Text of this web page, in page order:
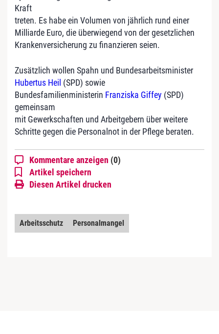
Kraft
treten. Es habe ein Volumen von jährlich rund einer
Milliarde Euro, die überwiegend von der gesetzlichen
Krankenversicherung zu finanzieren seien.
Zusätzlich wollen Spahn und Bundesarbeitsminister
Hubertus Heil (SPD) sowie
Bundesfamilienministerin Franziska Giffey (SPD)
gemeinsam
mit Gewerkschaften und Arbeitgebern über weitere
Schritte gegen die Personalnot in der Pflege beraten.
Kommentare anzeigen (0)
Artikel speichern
Diesen Artikel drucken
Arbeitsschutz Personalmangel